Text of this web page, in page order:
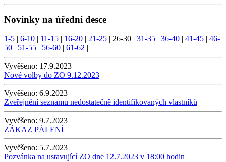
Novinky na úřední desce
1-5 6-10 11-15 16-20 21-25 26-30 31-35 36-40 41-45
46-
50
51-55 56-60 61-62
Vyvěšeno: 17.9.2023
Nové volby do ZO 9.12.2023
Vyvěšeno: 6.9.2023
Zveřejnění seznamu nedostatečně identifikovaných vlastníků
Vyvěšeno: 9.7.2023
ZÁKAZ PÁLENÍ
Vyvěšeno: 5.7.2023
Pozvánka na ustavující ZO dne 12.7.2023 v 18:00 hodin